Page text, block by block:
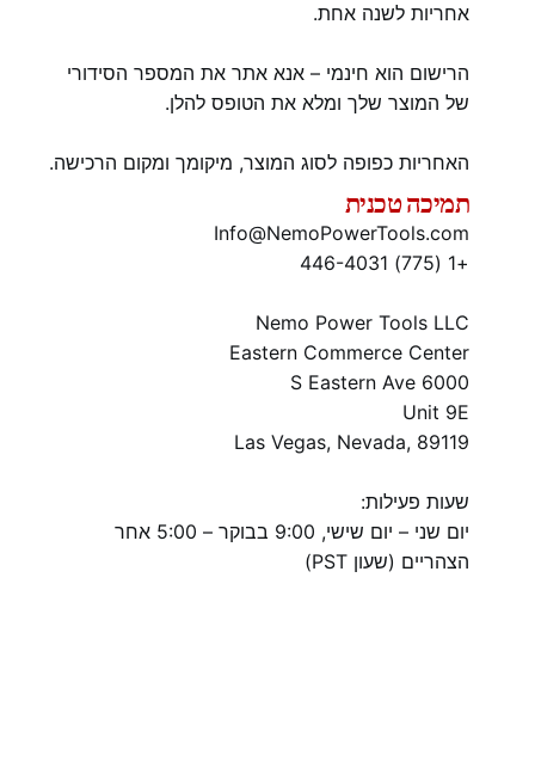
אחריות לשנה אחת.
הרישום הוא חינמי – אנא אתר את המספר הסידורי
של המוצר שלך ומלא את הטופס להלן.
האחריות כפופה לסוג המוצר, מיקומך ומקום הרכישה.
תמיכה טכנית
Info@NemoPowerTools.com
+1 (775) 446-4031
Nemo Power Tools LLC
Eastern Commerce Center
6000 S Eastern Ave
Unit 9E
Las Vegas, Nevada, 89119
שעות פעילות:
יום שני – יום שישי, 9:00 בבוקר – 5:00 אחר
הצהריים (שעון PST)